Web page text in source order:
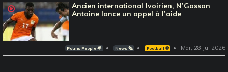
Ancien international Ivoirien, N’Gossan
Antoine lance un appel à l’aide
Potins People 🌟 News 🗞️ Football ⚽️ Mar, 28 Jul 2026